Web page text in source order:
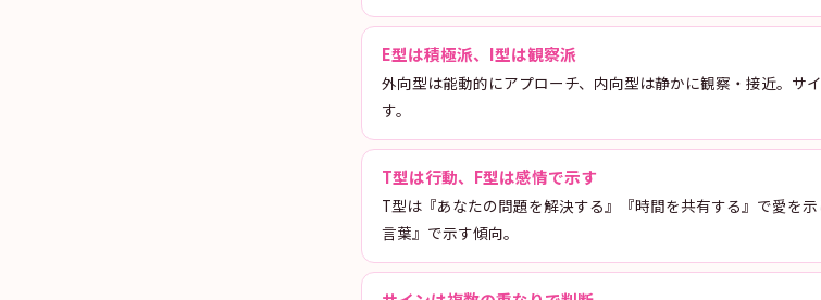
E型は積極派、I型は観察派
外向型は能動的にアプローチ、内向型は静かに観察・接近。サ
す。
T型は行動、F型は感情で示す
T型は『あなたの問題を解決する』『時間を共有する』で愛を
言葉』で示す傾向。